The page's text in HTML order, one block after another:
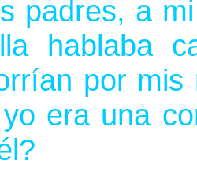
padres, a
hablaba
por
era una